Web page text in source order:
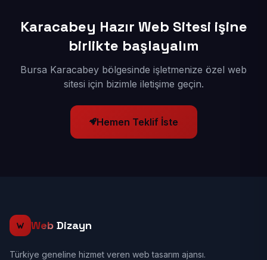
Karacabey Hazır Web Sitesi işine
birlikte başlayalım
Bursa Karacabey bölgesinde işletmenize özel web
sitesi için bizimle iletişime geçin.
Hemen Teklif İste
Web Dizayn
Türkiye geneline hizmet veren web tasarım ajansı.